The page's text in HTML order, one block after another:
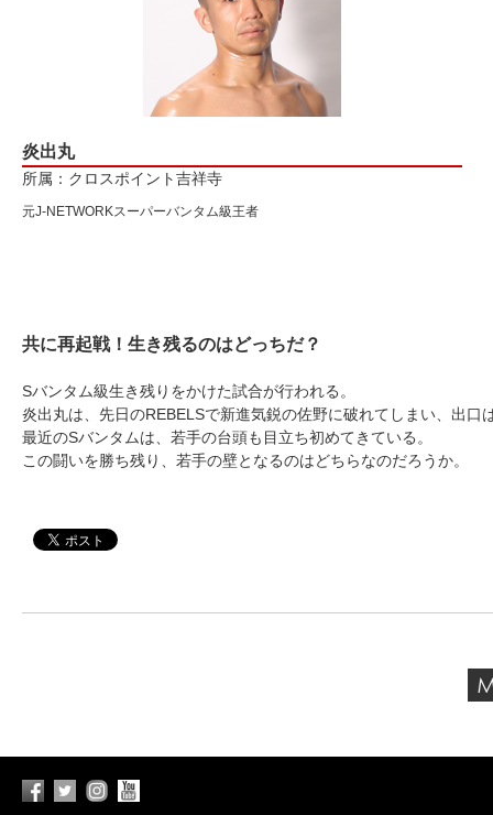
炎出丸
所属：クロスポイント吉祥寺
元J-NETWORKスーパーバンタム級王者
共に再起戦！生き残るのはどっちだ？
Sバンタム級生き残りをかけた試合が行われる。
炎出丸は、先日のREBELSで新進気鋭の佐野に破れてしまい、出
最近のSバンタムは、若手の台頭も目立ち初めてきている。
この闘いを勝ち残り、若手の壁となるのはどちらなのだろうか。